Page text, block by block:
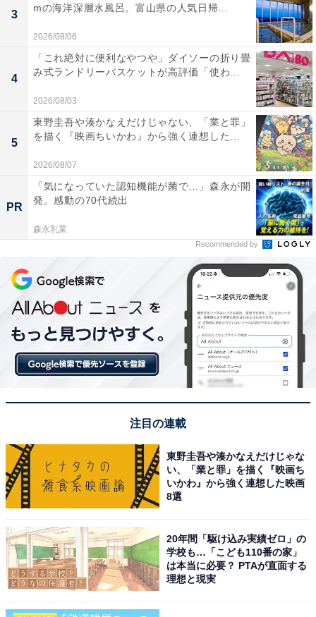
3
mの海洋深層水風呂。富山県の人気日帰...
2026/08/06
4
「これ絶対に便利なやつや」ダイソーの折り畳
み式ランドリーバスケットが高評価「使わ...
2026/08/03
5
東野圭吾や湊かなえだけじゃない、「業と罪」
を描く『映画ちいかわ』から強く連想した...
2026/08/07
PR
「気になっていた認知機能が菌で…」森永が開
発。感動の70代続出
森永乳業
Recommended by
注目の連載
東野圭吾や湊かなえだけじゃな
い、「業と罪」を描く『映画ち
いかわ』から強く連想した映画
8選
20年間「駆け込み実績ゼロ」の
学校も…「こども110番の家」
は本当に必要？ PTAが直面する
理想と現実